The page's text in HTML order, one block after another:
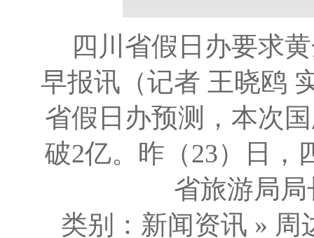
四川省假日办要求
早报讯（记者 王晓鸥
省假日办预测，本次
破2亿。昨（23）日，
省旅游局
类别：新闻资讯 »